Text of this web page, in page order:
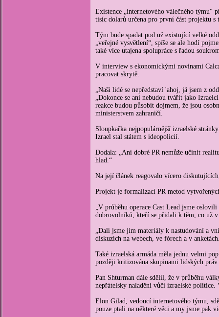
Existence „internetového válečného
tisíc dolarů určena pro první část projektu
Tým bude spadat pod už existující velké
„veřejné vysvětlení“, spíše se ale hodí
také více utajena spolupráce s řadou
V interview s ekonomickými novinami
pracovat skrytě.
„Naši lidé se nepředstaví 'ahoj, já jsem z
„Dokonce se ani nebudou tvářit jako
reakce budou působit dojmem, že jsou
ministerstvem zahraničí.
Sloupkařka nejpopulárnější izraelské
Izrael stal státem s ideopolicií.
Dodala: „Ani dobré PR nemůže učinit
hlad.“
Na její článek reagovalo vícero
Projekt je formalizací PR metod
„V průběhu operace Cast Lead jsme
dobrovolníků, kteří se přidali k těm, co už v
„Dali jsme jim materiály k nastudování a
diskuzích na webech, ve fórech a v
Také izraelská armáda měla jednu velmi
později kritizována skupinami lidských
Pan Shturman dále sdělil, že v průběhu
nepřátelsky naladěni vůči izraelské politice.
Elon Gilad, vedoucí internetového týmu,
pouze ptali na některé věci a my jsme pak